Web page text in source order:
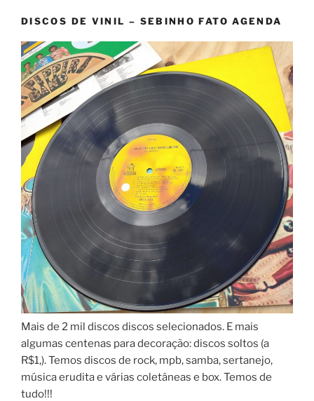
DISCOS DE VINIL – SEBINHO FATO AGENDA
Mais de 2 mil discos discos selecionados. E mais
algumas centenas para decoração: discos soltos (a
R$1,). Temos discos de rock, mpb, samba, sertanejo,
música erudita e várias coletâneas e box. Temos de
tudo!!!